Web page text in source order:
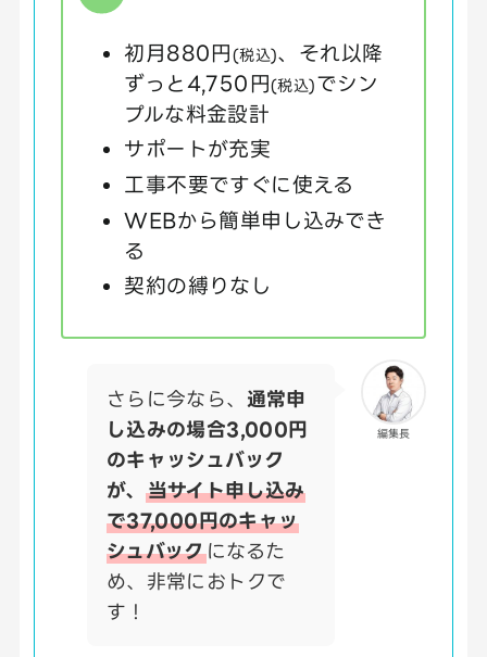
初月880円 (税込)、それ以降
ずっと4,750円(税込) でシン
プルな料金設計
サポートが充実
工事不要ですぐに使える
WEBから簡単申し込みでき
る
契約の縛りなし
編集長
さらに今なら、 通常申
し込みの場合3,000円
のキャッシュバック
が、 当サイト申し込み
で37,000円のキャッ
シュバックになるた
め、非常におトクで
す！